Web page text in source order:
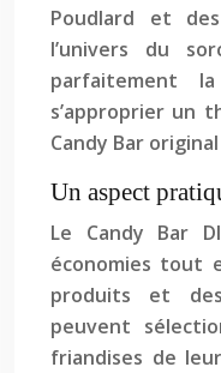
Poudlard et
l’univers du
parfaitement
s’approprier un
Candy Bar
Un aspect
Le Candy Bar
économies tout
produits et
peuvent
friandises de